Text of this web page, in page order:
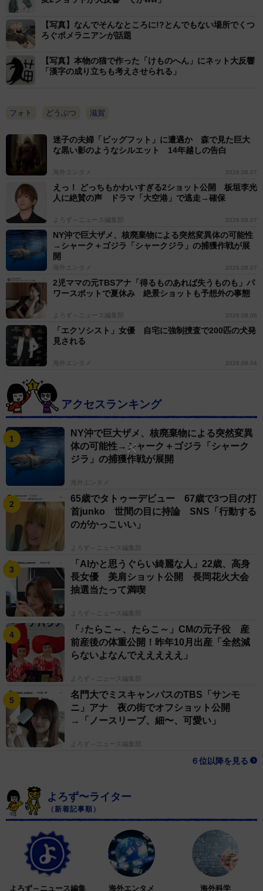
とっくりまで一緒！信楽焼そっくりのポメラニアンくつしたちゃん
――撮影時に意識されたことは？
飼い主： 実は以前から「信楽焼のたぬきに似ている」と
言われることがあったので、アカウント名も「信楽焼た
ぬきのくつした」として活動しているんです。今回の写
真は徹底的に「信楽焼のたぬき」としての魅力を引き出
そう！と思い、小物やポージングにこだわり、よりたぬ
き度を高めて撮影しました。
――飼い主さんが思う「ここが似ている！」ポイント
3/5
お目目くりくりの、たぬき顔がかわいい
の抜けたような目の表情ですね。信楽焼のたぬき特有の
雰囲気にとても近いと感じています。
――細かなパーツについても、共通点があるのだとか。
色も、たぬきの置物の配色に近いポイントかなと思いま
す。毛色や耳の形など細かな部分も似ているので、全体
としてソックリ！と言われるんだと思います！（笑）。
【写真】なんでそんなところに!?とんでもない場所でくつ
ろぐポメラニアンが話題
【写真】本物の猫で作った「けものへん」にネット大反響
「漢字の成り立ちも考えさせられる」
フォト どうぶつ 滋賀
迷子の夫婦「ビッグフット」に遭遇か 森で見た巨大
な黒い影のようなシルエット 14年越しの告白
海外エンタメ 2026.08.07
えっ！ どっちもかわいすぎる2ショット公開 板垣李光
人に絶賛の声 ドラマ「大空港」で逃走→確保
よろず～ニュース編集部 2026.08.07
NY沖で巨大ザメ、核廃棄物による突然変異体の可能性
→シャーク＋ゴジラ「シャークジラ」の捕獲作戦が展
開
海外エンタメ 2026.08.07
2児ママの元TBSアナ「得るものあれば失うものも」パ
ワースポットで夏休み 絶景ショットも予想外の事態
よろず～ニュース編集部 2026.08.06
「エクソシスト」女優 自宅に強制捜査で200匹の犬発
見される
海外エンタメ 2026.08.04
アクセスランキング
NY沖で巨大ザメ、核廃棄物による突然変異
体の可能性→シャーク＋ゴジラ「シャーク
ジラ」の捕獲作戦が展開
海外エンタメ
65歳でタトゥーデビュー 67歳で3つ目の打
首junko 世間の目に持論 SNS「行動する
のがかっこいい」
よろず～ニュース編集部
「AIかと思うぐらい綺麗な人」22歳、高身
長女優 美肩ショット公開 長岡花火大会
抽選当たって満喫
よろず～ニュース編集部
「♪たらこ～、たらこ～」CMの元子役 産
前産後の体重公開！昨年10月出産「全然減
らないよなんでえええええ」
よろず～ニュース編集部
名門大でミスキャンパスのTBS「サンモ
ニ」アナ 夜の街でオフショット公開
→「ノースリーブ、細〜、可愛い」
よろず～ニュース編集部
６位以降を見る
よろず〜ライター
（新着記事順）
よろず～ニュース編集 海外エンタメ 海外科学